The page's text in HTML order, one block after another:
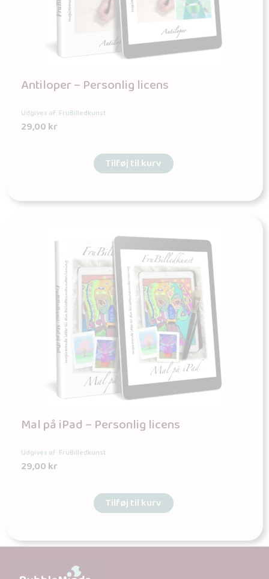
Antiloper – Personlig licens
Udgives af: FruBilledkunst
29,00kr
Tilføj til kurv
Mal på iPad – Personlig licens
Udgives af: FruBilledkunst
29,00kr
Tilføj til kurv